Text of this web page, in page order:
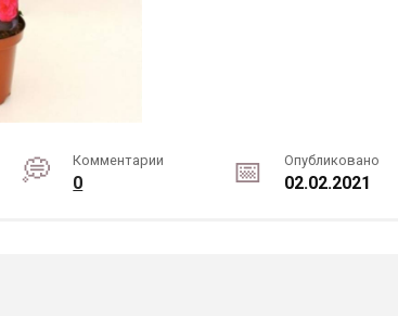
Комментарии
0
Опубликовано
02.02.2021